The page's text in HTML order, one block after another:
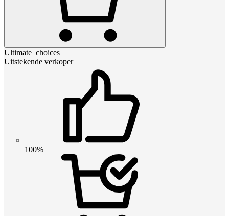
Ultimate_choices
Uitstekende verkoper
100%